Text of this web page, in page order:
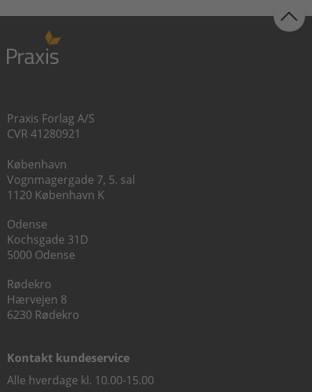
Praxis Forlag A/S
CVR 41280921
København
Vognmagergade 7, 5. sal
1120 København K
Odense
Kochsgade 31D
5000 Odense
Rødekro
Hærvejen 8
6230 Rødekro
Kontakt kundeservice
Alle hverdage kl. 10.00-15.00